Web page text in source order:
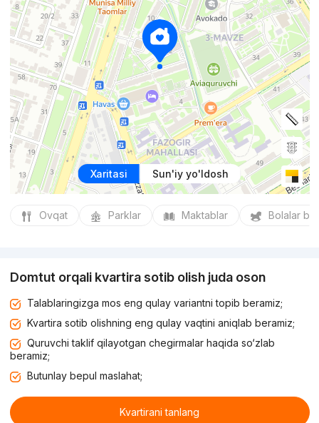
Xaritasi Sun'iy yo'ldosh
Ovqat Parklar Maktablar Bolalar
Domtut orqali kvartira sotib olish juda oson
Talablaringizga mos eng qulay variantni topib beramiz;
Kvartira sotib olishning eng qulay vaqtini aniqlab beramiz;
Quruvchi taklif qilayotgan chegirmalar haqida so‘zlab
beramiz;
Butunlay bepul maslahat;
Kvartirani tanlang